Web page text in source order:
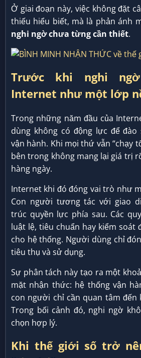
Ở giai đoạn này, việc không đặt
thiếu hiểu biết, mà là phản ánh
nghi ngờ chưa từng cần thiết.
Trước khi nghi
Internet như một lớp
Trong những năm đầu của
dùng không có động lực để
vận hành. Khi mọi thứ vẫn “chạy
bên trong không mang lại giá trị
hàng ngày.
Internet khi đó đóng vai trò như
Con người tương tác với giao
trúc quyền lực phía sau. Các
luật lệ, tiêu chuẩn hay kiểm soát
cho hệ thống. Người dùng chỉ
tiêu thụ và sử dụng.
Sự phân tách này tạo ra một
mặt nhận thức: hệ thống vận
con người chỉ cần quan tâm
Trong bối cảnh đó, nghi ngờ
chọn hợp lý.
Khi thế giới số trở